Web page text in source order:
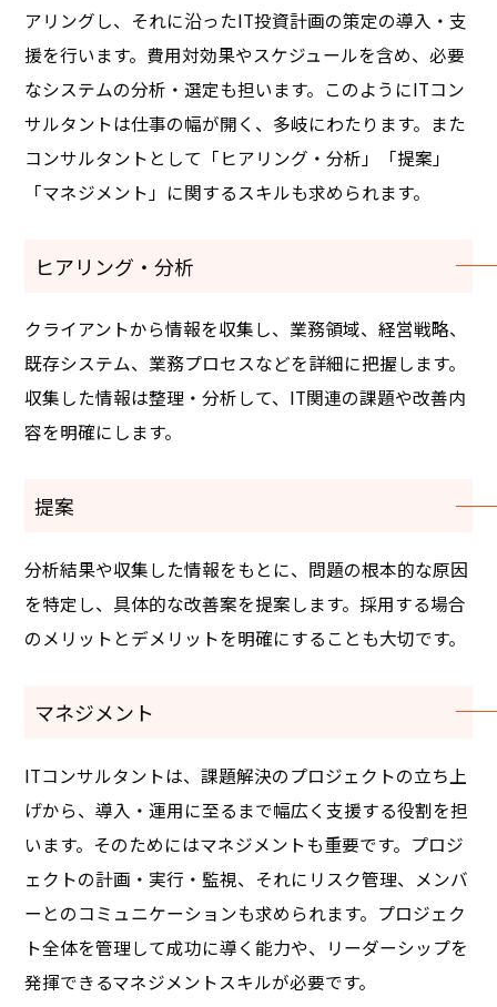
アリングし、それに沿ったIT投資計画の策定の導入・支
援を行います。費用対効果やスケジュールを含め、必要
なシステムの分析・選定も担います。このようにITコン
サルタントは仕事の幅が開く、多岐にわたります。また
コンサルタントとして「ヒアリング・分析」「提案」
「マネジメント」に関するスキルも求められます。
ヒアリング・分析
クライアントから情報を収集し、業務領域、経営戦略、
既存システム、業務プロセスなどを詳細に把握します。
収集した情報は整理・分析して、IT関連の課題や改善内
容を明確にします。
提案
分析結果や収集した情報をもとに、問題の根本的な原因
を特定し、具体的な改善案を提案します。採用する場合
のメリットとデメリットを明確にすることも大切です。
マネジメント
ITコンサルタントは、課題解決のプロジェクトの立ち上
げから、導入・運用に至るまで幅広く支援する役割を担
います。そのためにはマネジメントも重要です。プロジ
ェクトの計画・実行・監視、それにリスク管理、メンバ
ーとのコミュニケーションも求められます。プロジェク
ト全体を管理して成功に導く能力や、リーダーシップを
発揮できるマネジメントスキルが必要です。